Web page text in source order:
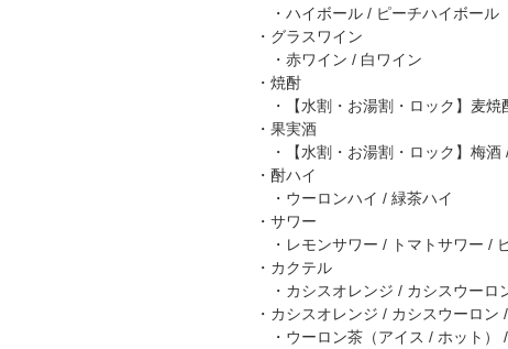
・ハイボール / ピーチハイボール
・グラスワイン
・赤ワイン / 白ワイン
・焼酎
・【水割・お湯割・ロック】麦焼
・果実酒
・【水割・お湯割・ロック】梅
・酎ハイ
・ウーロンハイ / 緑茶ハイ
・サワー
・レモンサワー / トマトサワー /
・カクテル
・カシスオレンジ / カシスウーロ
・カシスオレンジ / カシスウーロン
・ウーロン茶（アイス / ホット）